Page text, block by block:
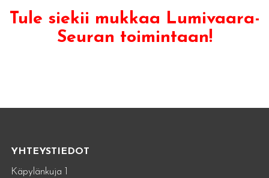
Tule siekii mukkaa Lumivaara-
Seuran toimintaan!
YHTEYSTIEDOT
Käpylänkuja 1